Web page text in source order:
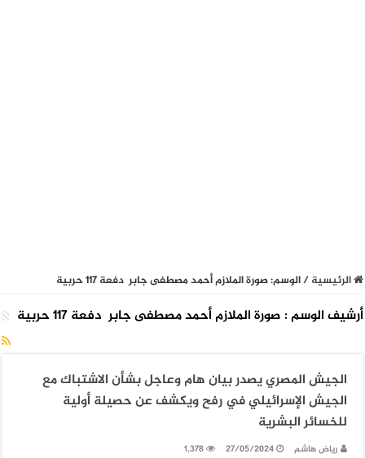
الرئيسية/الوسم:صورة الملازم أحمد مصطفى جابر دفعة 117 حربية
أرشيف الوسم : صورة الملازم أحمد مصطفى جابر دفعة 117 حربية
الجيش المصري يصدر بيان هام وعاجل بشأن الاشتباك مع
الجيش الإسرائيلي في رفح ويكشف عن حصيلة أولية
للخسائر البشرية
رياض هاشم 27/05/2024
1,378